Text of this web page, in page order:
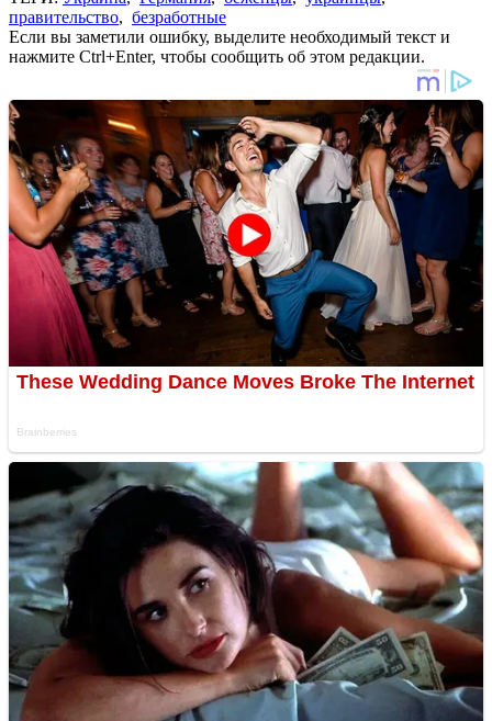
правительство, безработные
Если вы заметили ошибку, выделите необходимый текст и
нажмите Ctrl+Enter, чтобы сообщить об этом редакции.